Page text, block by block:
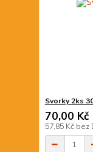
Svorky 2ks
70,00 Kč
57,85 Kč bez